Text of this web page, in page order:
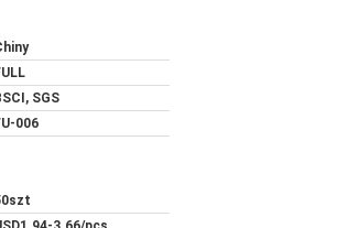
SGS
006